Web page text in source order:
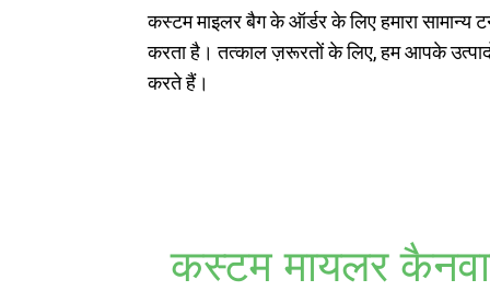
कस्टम माइलर बैग के ऑर्डर के लिए हमारा सामान्य
करता है। तत्काल ज़रूरतों के लिए, हम आपके
करते हैं।
कस्टम मायलर